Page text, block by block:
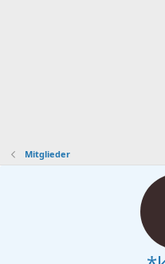
Mitglieder